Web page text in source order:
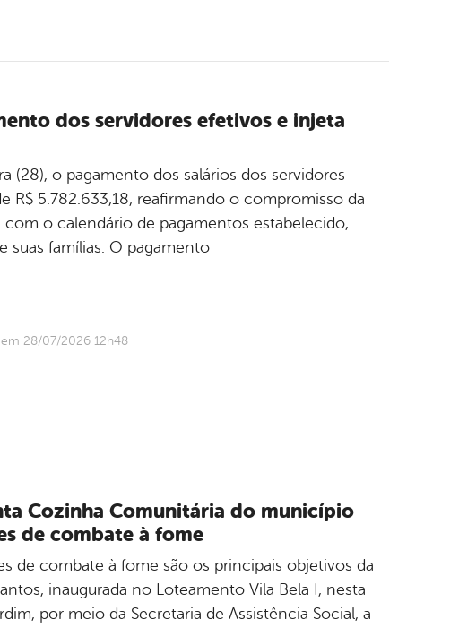
dos servidores efetivos e injeta
(28), o pagamento dos salários dos servidores
R$ 5.782.633,18, reafirmando o compromisso da
o calendário de pagamentos estabelecido,
suas famílias. O pagamento
28/07/2026 12h48
Cozinha Comunitária do município
de combate à fome
de combate à fome são os principais objetivos da
inaugurada no Loteamento Vila Bela I, nesta
por meio da Secretaria de Assistência Social, a